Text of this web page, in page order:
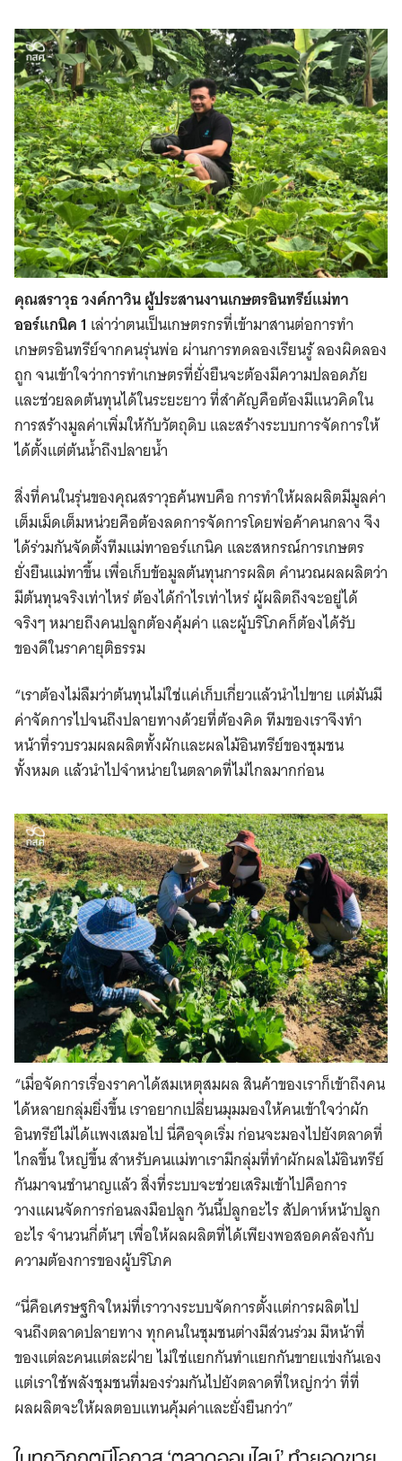
คุณสราวุธ วงค์กาวิน ผู้ประสานงานเกษตรอินทรีย์แม่ทา
ออร์แกนิค 1 เล่าว่าตนเป็นเกษตรกรที่เข้ามาสานต่อการทำ
เกษตรอินทรีย์จากคนรุ่นพ่อ ผ่านการทดลองเรียนรู้ ลองผิดลอง
ถูก จนเข้าใจว่าการทำเกษตรที่ยั่งยืนจะต้องมีความปลอดภัย
และช่วยลดต้นทุนได้ในระยะยาว ที่สำคัญคือต้องมีแนวคิดใน
การสร้างมูลค่าเพิ่มให้กับวัตถุดิบ และสร้างระบบการจัดการให้
ได้ตั้งแต่ต้นน้ำถึงปลายน้ำ
สิ่งที่คนในรุ่นของคุณสราวุธค้นพบคือ การทำให้ผลผลิตมีมูลค่า
เต็มเม็ดเต็มหน่วยคือต้องลดการจัดการโดยพ่อค้าคนกลาง จึง
ได้ร่วมกันจัดตั้งทีมแม่ทาออร์แกนิค และสหกรณ์การเกษตร
ยั่งยืนแม่ทาขึ้น เพื่อเก็บข้อมูลต้นทุนการผลิต คำนวณผลผลิตว่า
มีต้นทุนจริงเท่าไหร่ ต้องได้กำไรเท่าไหร่ ผู้ผลิตถึงจะอยู่ได้
จริงๆ หมายถึงคนปลูกต้องคุ้มค่า และผู้บริโภคก็ต้องได้รับ
ของดีในราคายุติธรรม
“เราต้องไม่ลืมว่าต้นทุนไม่ใช่แค่เก็บเกี่ยวแล้วนำไปขาย แต่มันมี
ค่าจัดการไปจนถึงปลายทางด้วยที่ต้องคิด ทีมของเราจึงทำ
หน้าที่รวบรวมผลผลิตทั้งผักและผลไม้อินทรีย์ของชุมชน
ทั้งหมด แล้วนำไปจำหน่ายในตลาดที่ไม่ไกลมากก่อน
“เมื่อจัดการเรื่องราคาได้สมเหตุสมผล สินค้าของเราก็เข้าถึงคน
ได้หลายกลุ่มยิ่งขึ้น เราอยากเปลี่ยนมุมมองให้คนเข้าใจว่าผัก
อินทรีย์ไม่ได้แพงเสมอไป นี่คือจุดเริ่ม ก่อนจะมองไปยังตลาดที่
ไกลขึ้น ใหญ่ขึ้น สำหรับคนแม่ทาเรามีกลุ่มที่ทำผักผลไม้อินทรีย์
กันมาจนชำนาญแล้ว สิ่งที่ระบบจะช่วยเสริมเข้าไปคือการ
วางแผนจัดการก่อนลงมือปลูก วันนี้ปลูกอะไร สัปดาห์หน้าปลูก
อะไร จำนวนกี่ต้นๆ เพื่อให้ผลผลิตที่ได้เพียงพอสอดคล้องกับ
ความต้องการของผู้บริโภค
“นี่คือเศรษฐกิจใหม่ที่เราวางระบบจัดการตั้งแต่การผลิตไป
จนถึงตลาดปลายทาง ทุกคนในชุมชนต่างมีส่วนร่วม มีหน้าที่
ของแต่ละคนแต่ละฝ่าย ไม่ใช่แยกกันทำแยกกันขายแข่งกันเอง
แต่เราใช้พลังชุมชนที่มองร่วมกันไปยังตลาดที่ใหญ่กว่า ที่ที่
ผลผลิตจะให้ผลตอบแทนคุ้มค่าและยั่งยืนกว่า”